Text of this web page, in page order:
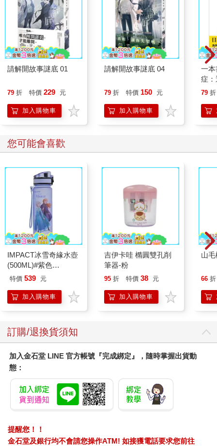
請解開故事謎底 01
79 折 特價 229 元
加入購物車
請解開故事謎底 04
79 折 特價 150 元
加入購物車
一
症
開
的
79 折
您可能會喜歡
IMPACT冰雪奇緣水壺
(500ML)#紫色
IMDSB01PL
特價 539 元
加入購物車
吉伊卡哇 橢圓雙孔削
筆器-粉
95 折 特價 38 元
加入購物車
山
66 折
訂購/退換貨須知
加入金石堂 LINE 官方帳號『完成綁定』，隨時掌握出貨動
態：
提醒您！！
金石堂及銀行均不會請您操作ATM! 如接獲電話要求您前往